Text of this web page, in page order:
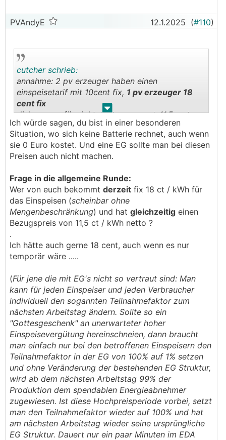
(Dein Speicher kostet 400€/kWh. Meiner
260€/kWh, aber inkl. Victron. Finde den "Fehler".
Aber gut, meiner ist halt gebastelt...)
PVAndyE 12.1.2025 (#110)
. .
cutcher schrieb:
annahme: 2 pv erzeuger haben einen
einspeisetarif mit 10cent fix, 1 pv erzeuger 18
cent fix
disk energy für nicht pv erzeuger --> 11,5cent
netto
Ich würde sagen, du bist in einer besonderen
Situation, wo sich keine Batterie rechnet, auch wenn
sie 0 Euro kostet. Und eine EG sollte man bei diesen
Preisen auch nicht machen.
Frage in die allgemeine Runde:
Wer von euch bekommt derzeit fix 18 ct / kWh für
das Einspeisen (scheinbar ohne
Mengenbeschränkung) und hat gleichzeitig einen
Bezugspreis von 11,5 ct / kWh netto ?
.
Ich hätte auch gerne 18 cent, auch wenn es nur
temporär wäre .....
(Für jene die mit EG's nicht so vertraut sind: Man
kann für jeden Einspeiser und jeden Verbraucher
individuell den sogannten Teilnahmefaktor zum
nächsten Arbeitstag ändern. Sollte so ein
"Gottesgeschenk" an unerwarteter hoher
Einspeisevergütung hereinschneien, dann braucht
man einfach nur bei den betroffenen Einspeisern den
Teilnahmefaktor in der EG von 100% auf 1% setzen
und ohne Veränderung der bestehenden EG Struktur,
wird ab dem nächsten Arbeitstag 99% der
Produktion dem spendablen Energieabnehmer
zugewiesen. Ist diese Hochpreisperiode vorbei, setzt
man den Teilnahmefaktor wieder auf 100% und hat
am nächsten Arbeitstag wieder seine ursprüngliche
EG Struktur. Dauert nur ein paar Minuten im EDA